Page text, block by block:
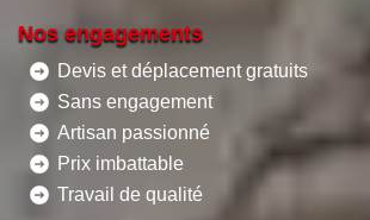
Nos engagements
Devis et déplacement gratuits
Sans engagement
Artisan passionné
Prix imbattable
Travail de qualité